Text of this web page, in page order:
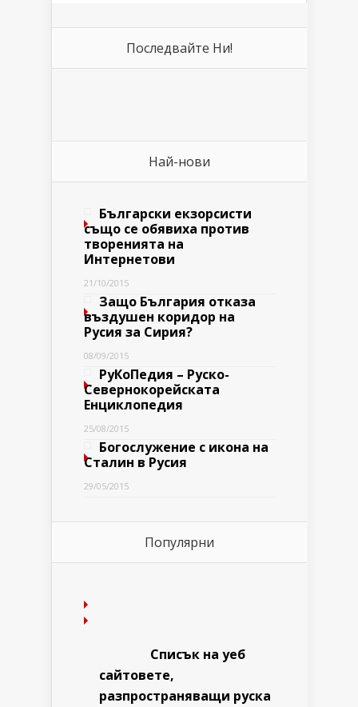
Последвайте Ни!
Най-нови
Български екзорсисти
също се обявиха против
творенията на
Интернетови
21/10/2015
Защо България отказа
въздушен коридор на
Русия за Сирия?
08/09/2015
РуКоПедия – Руско-
Севернокорейската
Енциклопедия
25/08/2015
Богослужение с икона на
Сталин в Русия
29/05/2015
Популярни
Списък на уеб
сайтовете,
разпространяващи руска